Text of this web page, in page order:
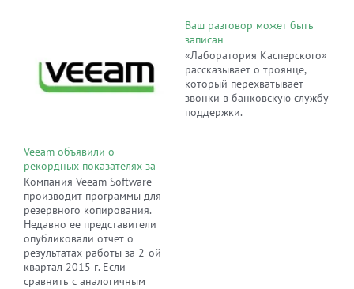
вашего бизнеса стала еще
ближе с SOC UserGate!
Veeam объявили о
рекордных показателях за
второй квартал 2015 года
Компания Veeam Software
производит программы для
резервного копирования.
Недавно ее представители
опубликовали отчет о
результатах работы за 2-ой
квартал 2015 г. Если
сравнить с аналогичным
Ваш разговор может быть
записан
«Лаборатория Касперского»
рассказывает о троянце,
который перехватывает
звонки в банковскую службу
поддержки.